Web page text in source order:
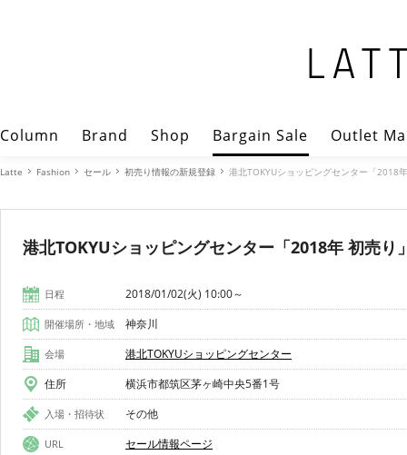
Column Brand Shop Bargain Sale Outlet
Latte Fashion セール 初売り情報の新規登録 港北TOKYUショッピングセンター「2018
港北TOKYUショッピングセンター「2018年 初売り
日程 2018/01/02(火) 10:00～
開催場所・地域 神奈川
会場
港北TOKYUショッピングセンター
住所
横浜市都筑区茅ヶ崎中央5番1号
入場・招待状 その他
URL セール情報ページ